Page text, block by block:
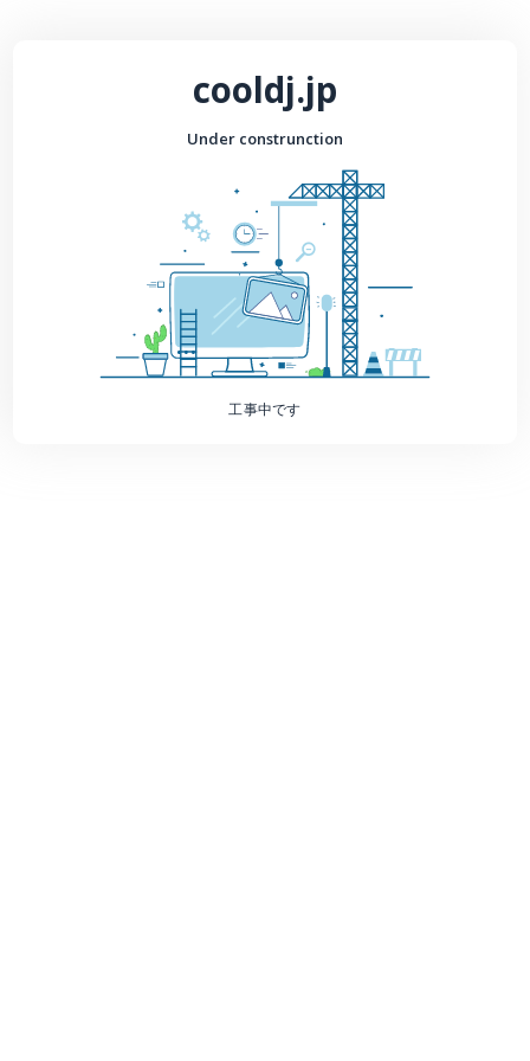
cooldj.jp
Under construnction
工事中です